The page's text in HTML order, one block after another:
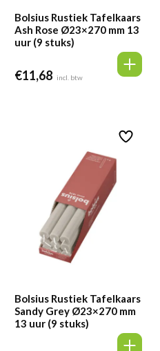
Bolsius Rustiek Tafelkaars
Ash Rose Ø23×270 mm 13
uur (9 stuks)
€11,68 incl. btw
Bolsius Rustiek Tafelkaars
Sandy Grey Ø23×270 mm
13 uur (9 stuks)